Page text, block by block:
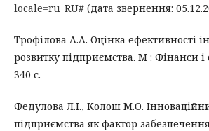
locale=ru_RU# (дата звернення:
Трофілова А.А. Оцінка ефективності
розвитку підприємства. М : Фінанси і
340 с.
Федулова Л.І., Колош М.О.
підприємства як фактор